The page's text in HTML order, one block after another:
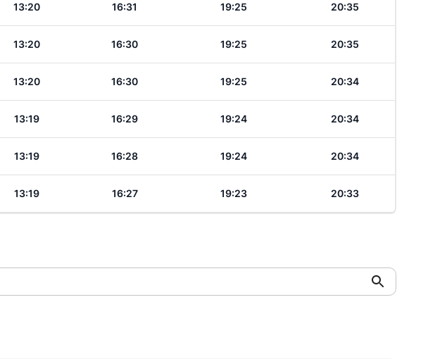
13:20 16:31 19:25 20:35
13:20 16:30 19:25 20:35
13:20 16:30 19:25 20:34
13:19 16:29 19:24 20:34
13:19 16:28 19:24 20:34
13:19 16:27 19:23 20:33